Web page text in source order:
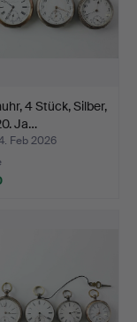
4 Stück, Silber,
Ja…
Feb 2026